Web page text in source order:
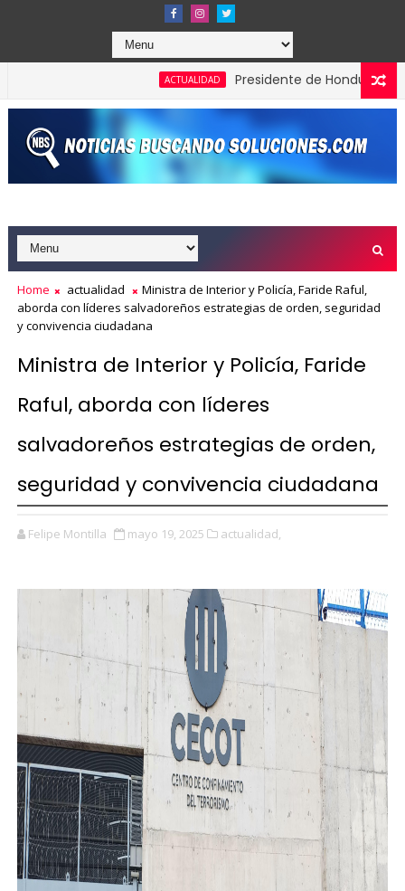
ACTUALIDAD
Presidente de Honduras
en los Effie Awards República Dominicana 2026
Home actualidad
Ministra de Interior y Policía, Faride Raful,
aborda con líderes salvadoreños estrategias de orden, seguridad
y convivencia ciudadana
Ministra de Interior y Policía, Faride
Raful, aborda con líderes
salvadoreños estrategias de orden,
seguridad y convivencia ciudadana
Felipe Montilla mayo 19, 2025 actualidad,